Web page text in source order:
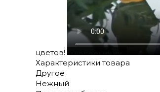
цветов!
Характеристики товара
Другое
Нежный